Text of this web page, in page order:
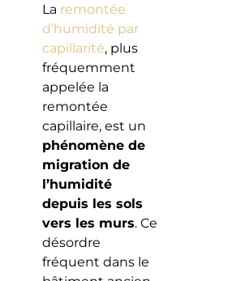
La remontée
d’humidité par
capillarité, plus
fréquemment
appelée la
remontée
capillaire, est un
phénomène de
migration de
l’humidité
depuis les sols
vers les murs. Ce
désordre
fréquent dans le